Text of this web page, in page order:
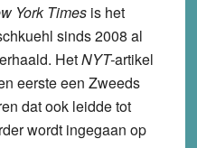
York Timesis het
sinds 2008 al
HetNYT-artikel
eerste een Zweeds
dat ook leidde tot
wordt ingegaan op